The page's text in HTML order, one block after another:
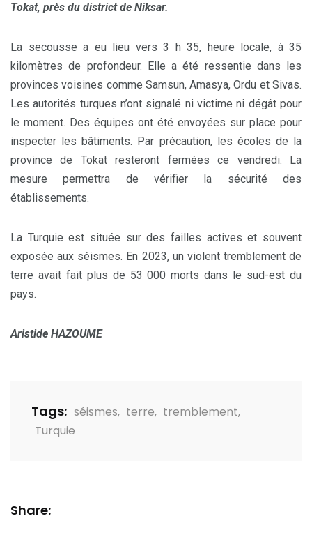
Tokat, près du district de Niksar.
La secousse a eu lieu vers 3 h 35, heure locale, à 35
kilomètres de profondeur. Elle a été ressentie dans les
provinces voisines comme Samsun, Amasya, Ordu et Sivas.
Les autorités turques n’ont signalé ni victime ni dégât pour
le moment. Des équipes ont été envoyées sur place pour
inspecter les bâtiments. Par précaution, les écoles de la
province de Tokat resteront fermées ce vendredi. La
mesure permettra de vérifier la sécurité des
établissements.
La Turquie est située sur des failles actives et souvent
exposée aux séismes. En 2023, un violent tremblement de
terre avait fait plus de 53 000 morts dans le sud-est du
pays.
Aristide HAZOUME
Tags: séismes, terre, tremblement,
Turquie
Share: